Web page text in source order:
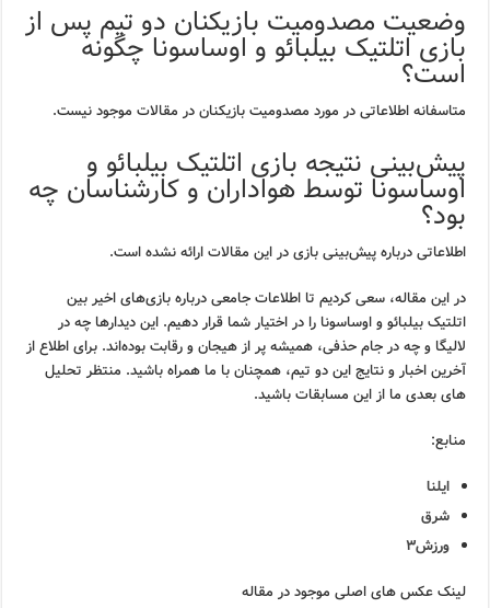
وضعیت مصدومیت بازیکنان دو تیم پس از
بازی اتلتیک بیلبائو و اوساسونا چگونه
است؟
متاسفانه اطلاعاتی در مورد مصدومیت بازیکنان در مقالات موجود نیست.
پیش‌بینی نتیجه بازی اتلتیک بیلبائو و
اوساسونا توسط هواداران و کارشناسان چه
بود؟
اطلاعاتی درباره پیش‌بینی بازی در این مقالات ارائه نشده است.
در این مقاله، سعی کردیم تا اطلاعات جامعی درباره بازی‌های اخیر بین
اتلتیک بیلبائو و اوساسونا را در اختیار شما قرار دهیم. این دیدارها چه در
لالیگا و چه در جام حذفی، همیشه پر از هیجان و رقابت بوده‌اند. برای اطلاع از
آخرین اخبار و نتایج این دو تیم، همچنان با ما همراه باشید. منتظر تحلیل
های بعدی ما از این مسابقات باشید.
منابع:
ایلنا
شرق
ورزش۳
لینک عکس های اصلی موجود در مقاله